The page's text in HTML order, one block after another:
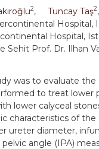
2, Tuncay Taş2,
Hospital,
Hospital,
Prof. Dr. Ilhan
was to evaluate
to treat lower
lower calyceal
characteristics of
ureter diameter,
angle (IPA)